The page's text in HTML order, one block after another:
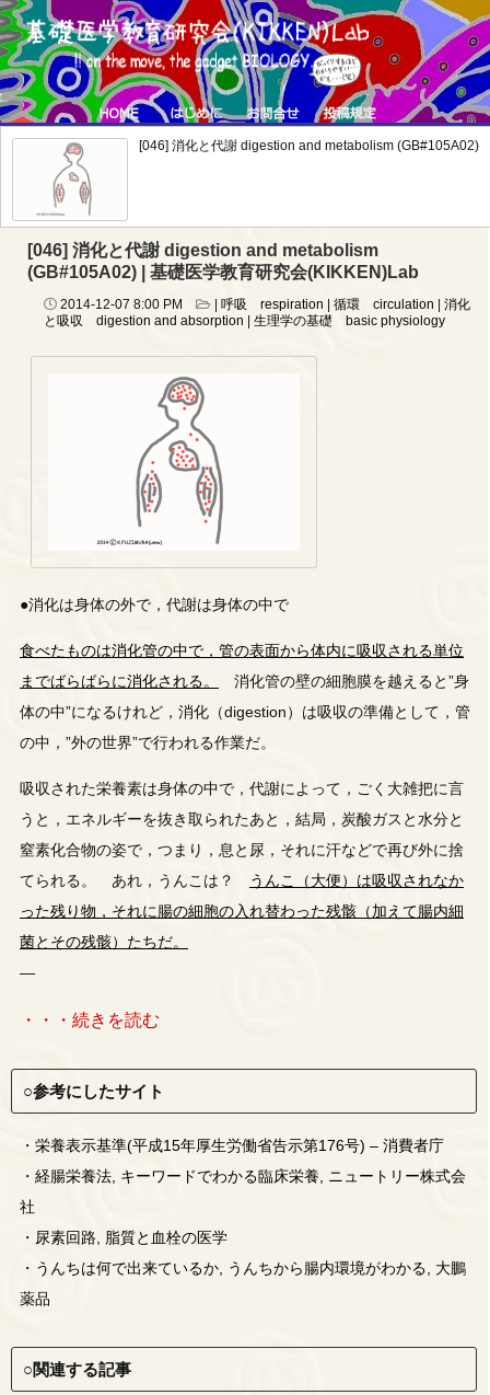
[046] 消化と代謝 digestion and metabolism (GB#105A02)
[046] 消化と代謝 digestion and metabolism
(GB#105A02) | 基礎医学教育研究会(KIKKEN)Lab
2014-12-07 8:00 PM 呼吸 respiration 循環 circulation
消化
と吸収 digestion and absorption
生理学の基礎 basic physiology
●消化は身体の外で，代謝は身体の中で
食べたものは消化管の中で，管の表面から体内に吸収される単位
までばらばらに消化される。
消化管の壁の細胞膜を越えると”身
体の中”になるけれど，消化（digestion）は吸収の準備として，管
の中，”外の世界”で行われる作業だ。
吸収された栄養素は身体の中で，代謝によって，ごく大雑把に言
うと，エネルギーを抜き取られたあと，結局，炭酸ガスと水分と
窒素化合物の姿で，つまり，息と尿，それに汗などで再び外に捨
てられる。 あれ，うんこは？
うんこ（大便）は吸収されなか
った残り物，それに腸の細胞の入れ替わった残骸（加えて腸内細
菌とその残骸）たちだ。
—
・・・続きを読む
○参考にしたサイト
・ 栄養表示基準(平成15年厚生労働省告示第176号) – 消費者庁
・ 経腸栄養法, キーワードでわかる臨床栄養, ニュートリー株式会
社
・ 尿素回路, 脂質と血栓の医学
・ うんちは何で出来ているか, うんちから腸内環境がわかる, 大鵬
薬品
○関連する記事